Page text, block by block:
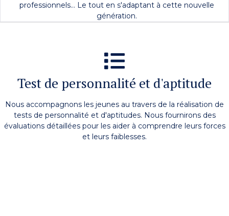
professionnels... Le tout en s'adaptant à cette nouvelle
génération.
Test de personnalité et d'aptitude
Nous accompagnons les jeunes au travers de la réalisation de
tests de personnalité et d'aptitudes. Nous fournirons des
évaluations détaillées pour les aider à comprendre leurs forces
et leurs faiblesses.